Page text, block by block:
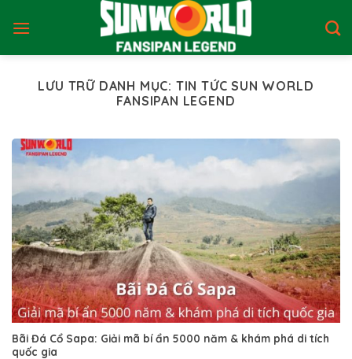
qua
LƯU TRỮ DANH MỤC: TIN TỨC SUN WORLD
FANSIPAN LEGEND
Bãi Đá Cổ Sapa: Giải mã bí ẩn 5000 năm & khám phá di tích
quốc gia